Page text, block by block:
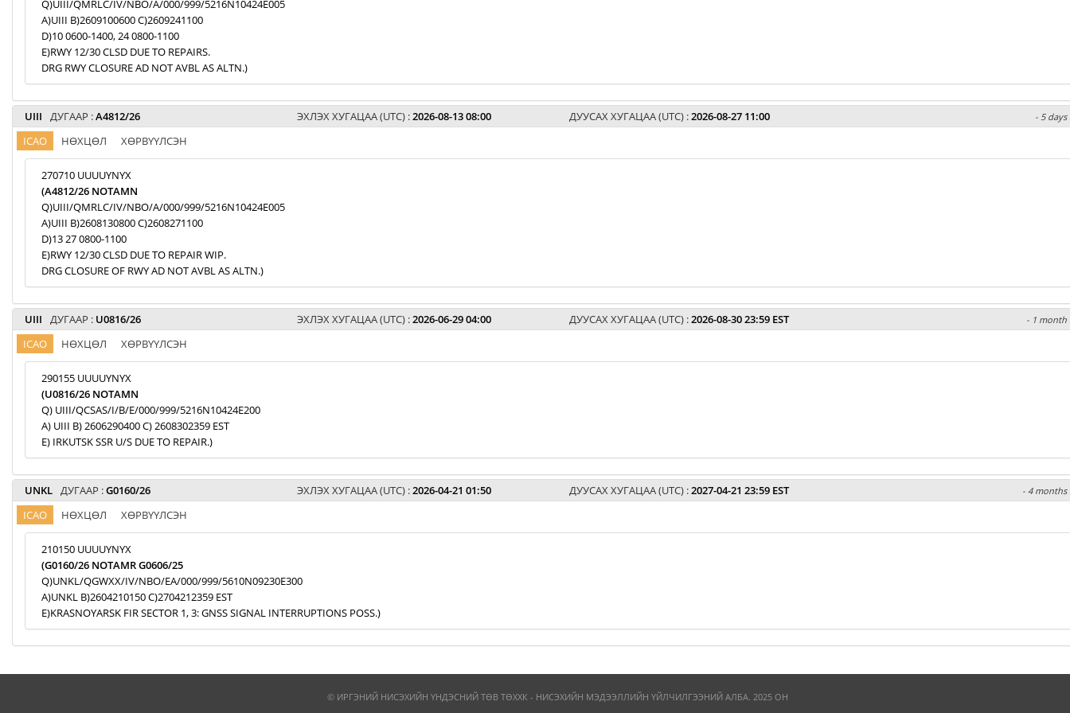
Q)UIII/QMRLC/IV/NBO/A/000/999/5216N10424E005
A)UIII B)2609100600 C)2609241100
D)10 0600-1400, 24 0800-1100
E)RWY 12/30 CLSD DUE TO REPAIRS.
DRG RWY CLOSURE AD NOT AVBL AS ALTN.)
UIII ДУГААР :A4812/26 ЭХЛЭХ ХУГАЦАА (UTC) :2026-08-13 08:00 ДУУСАХ ХУГАЦАА (UTC) :2026-08-27 11:00 - 5 days
ICAO НӨХЦӨЛ ХӨРВҮҮЛСЭН
270710 UUUUYNYX
(A4812/26 NOTAMN
Q)UIII/QMRLC/IV/NBO/A/000/999/5216N10424E005
A)UIII B)2608130800 C)2608271100
D)13 27 0800-1100
E)RWY 12/30 CLSD DUE TO REPAIR WIP.
DRG CLOSURE OF RWY AD NOT AVBL AS ALTN.)
UIII ДУГААР : U0816/26 ЭХЛЭХ ХУГАЦАА (UTC) :2026-06-29 04:00 ДУУСАХ ХУГАЦАА (UTC) :2026-08-30 23:59 EST - 1 month
ICAO НӨХЦӨЛ ХӨРВҮҮЛСЭН
290155 UUUUYNYX
(U0816/26 NOTAMN
Q) UIII/QCSAS/I/B/E/000/999/5216N10424E200
A) UIII B) 2606290400 C) 2608302359 EST
E) IRKUTSK SSR U/S DUE TO REPAIR.)
UNKL ДУГААР :G0160/26 ЭХЛЭХ ХУГАЦАА (UTC) :2026-04-21 01:50 ДУУСАХ ХУГАЦАА (UTC) :2027-04-21 23:59 EST - 4 months
ICAO НӨХЦӨЛ ХӨРВҮҮЛСЭН
210150 UUUUYNYX
(G0160/26 NOTAMR G0606/25
Q)UNKL/QGWXX/IV/NBO/EA/000/999/5610N09230E300
A)UNKL B)2604210150 C)2704212359 EST
E)KRASNOYARSK FIR SECTOR 1, 3: GNSS SIGNAL INTERRUPTIONS POSS.)
© ИРГЭНИЙ НИСЭХИЙН ҮНДЭСНИЙ ТӨВ ТӨХХК - НИСЭХИЙН МЭДЭЭЛЛИЙН ҮЙЛЧИЛГЭЭНИЙ АЛБА. 2025 ОН